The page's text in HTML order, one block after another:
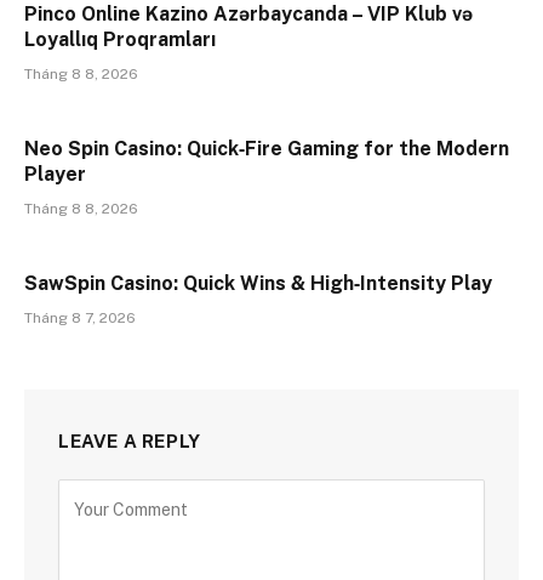
Pinco Online Kazino Azərbaycanda – VIP Klub və
Loyallıq Proqramları
Tháng 8 8, 2026
Neo Spin Casino: Quick‑Fire Gaming for the Modern
Player
Tháng 8 8, 2026
SawSpin Casino: Quick Wins & High‑Intensity Play
Tháng 8 7, 2026
LEAVE A REPLY